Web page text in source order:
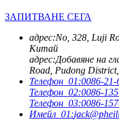
ЗАПИТВАНЕ СЕГА
адрес:No, 328, Luji
Китай
адрес:Добавяне на
Road, Pudong
Телефон_01:0086-21-
Телефон_02:0086-
Телефон_03:0086-
Имейл_01: